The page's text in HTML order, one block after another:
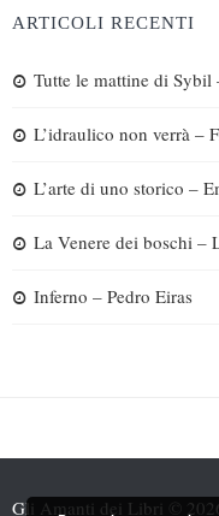
ARTICOLI RECENTI
Tutte le mattine di
L’idraulico non verrà –
L’arte di uno storico –
La Venere dei boschi –
Inferno – Pedro Eiras
Gli Amanti dei Libri ©